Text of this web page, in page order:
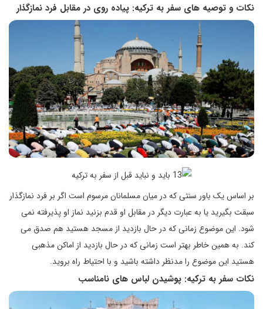
نکات و توصیه های سفر به ترکیه: پیاده روی در مقابل فرد نمازگذار
بر اساس یک باور سنتی که در میان مسلمانان مرسوم است اگر بر فرد نمازگذار
سبقت بگیرید یا به عبارت دیگر در مقابل او قدم بزنید نماز او پذیرفته نمی
شود. این موضوع زمانی که در حال بازدید از مسجد هستید هم صدق می
کند. به همین خاطر بهتر است زمانی که در حال بازدید از اماکن مذهبی
هستید این موضوع را مدنظر داشته باشید و با احتیاط راه بروید.
نکات سفر به ترکیه: پوشیدن لباس های نامناسب